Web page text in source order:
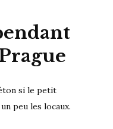
si le petit
peu les locaux.